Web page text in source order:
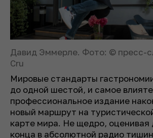
Давид Эммерле. Фото: © пресс-
Cru
Мировые стандарты
до одной шестой, и самое
профессиональное издание
новый маршрут на
карте мира. Не щедро, оценивая
конца в абсолютной радио